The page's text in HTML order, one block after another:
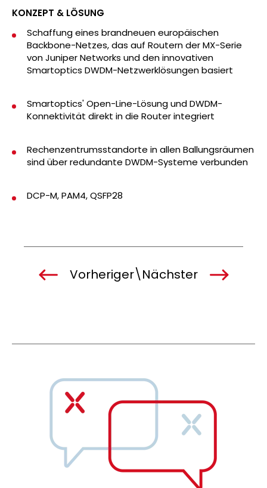
KONZEPT & LÖSUNG
Schaffung eines brandneuen europäischen
Backbone-Netzes, das auf Routern der MX-Serie
von Juniper Networks und den innovativen
Smartoptics DWDM-Netzwerklösungen basiert
Smartoptics' Open-Line-Lösung und DWDM-
Konnektivität direkt in die Router integriert
Rechenzentrumsstandorte in allen Ballungsräumen
sind über redundante DWDM-Systeme verbunden
DCP-M, PAM4, QSFP28
Vorheriger\Nächster